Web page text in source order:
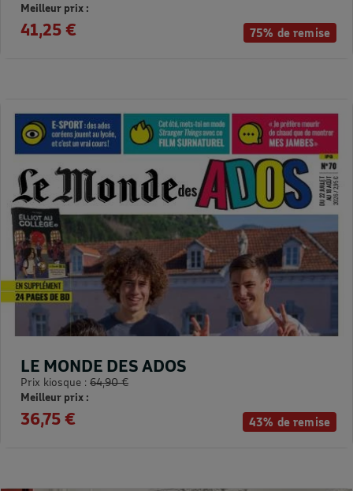
75% de remise
Meilleur prix :
41,25 €
43% de remise
LE MONDE DES ADOS
Prix kiosque : 64,90 €
Meilleur prix :
36,75 €